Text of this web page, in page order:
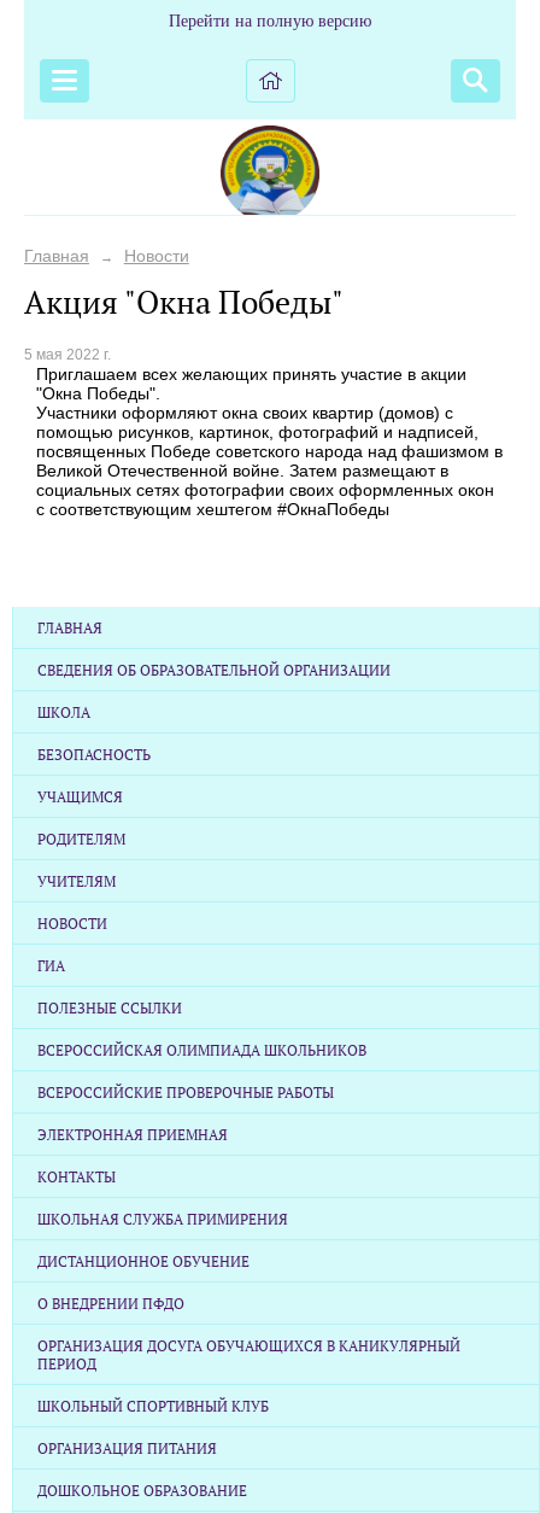
Перейти на полную версию
Главная → Новости
Акция "Окна Победы"
5 мая 2022 г.
Приглашаем всех желающих принять участие в акции
"Окна Победы".
Участники оформляют окна своих квартир (домов) с
помощью рисунков, картинок, фотографий и надписей,
посвященных Победе советского народа над фашизмом в
Великой Отечественной войне. Затем размещают в
социальных сетях фотографии своих оформленных окон
с соответствующим хештегом #ОкнаПобеды
ГЛАВНАЯ
СВЕДЕНИЯ ОБ ОБРАЗОВАТЕЛЬНОЙ ОРГАНИЗАЦИИ
ШКОЛА
БЕЗОПАСНОСТЬ
УЧАЩИМСЯ
РОДИТЕЛЯМ
УЧИТЕЛЯМ
НОВОСТИ
ГИА
ПОЛЕЗНЫЕ ССЫЛКИ
ВСЕРОССИЙСКАЯ ОЛИМПИАДА ШКОЛЬНИКОВ
ВСЕРОССИЙСКИЕ ПРОВЕРОЧНЫЕ РАБОТЫ
ЭЛЕКТРОННАЯ ПРИЕМНАЯ
КОНТАКТЫ
ШКОЛЬНАЯ СЛУЖБА ПРИМИРЕНИЯ
ДИСТАНЦИОННОЕ ОБУЧЕНИЕ
О ВНЕДРЕНИИ ПФДО
ОРГАНИЗАЦИЯ ДОСУГА ОБУЧАЮЩИХСЯ В КАНИКУЛЯРНЫЙ
ПЕРИОД
ШКОЛЬНЫЙ СПОРТИВНЫЙ КЛУБ
ОРГАНИЗАЦИЯ ПИТАНИЯ
ДОШКОЛЬНОЕ ОБРАЗОВАНИЕ